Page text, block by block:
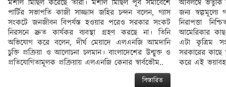
মশাল মিছিল করেছে তারা। মশাল মিছিল পূর্ব সমাবেশে
পার্টির সভাপতি কাজী সাজ্জাদ জহির চন্দন বলেন, গ্যাস
সংকটে জনজীবন বিপর্যস্ত হওয়ার পরেও সরকার সংকট
নিরসনে দ্রুত কার্যকর ব্যবস্থা গ্রহণ করছে না। তিনি
অভিযোগ করে বলেন, দীর্ঘ মেয়াদে এলএনজি আমদানি
চুক্তি প্রক্রিয়া ও আলোচনা চলমান। বাংলাদেশের উন্মুক্ত ও
প্রতিযোগিতামূলক প্রক্রিয়ায় এলএনজি কেনার স্বার্বভৌম..
বিস্তারিত
অবিলম্বে
জন্য স্বল্পমূল্যে
নিরাপত্তা
আমেরিকার
এটা কৃত্রিম
সরকারের কাছে
করে এই ভয়াবহ